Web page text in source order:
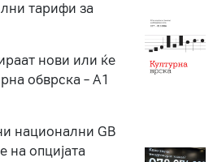
тарифи за
нови или ќе
обврска – A1
национални GB
на опцијата